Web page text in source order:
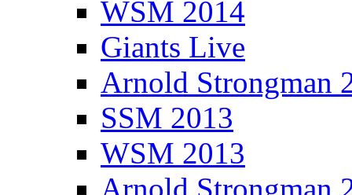
WSM 2014
Giants Live
Arnold Strongman
SSM 2013
WSM 2013
Arnold Strongman